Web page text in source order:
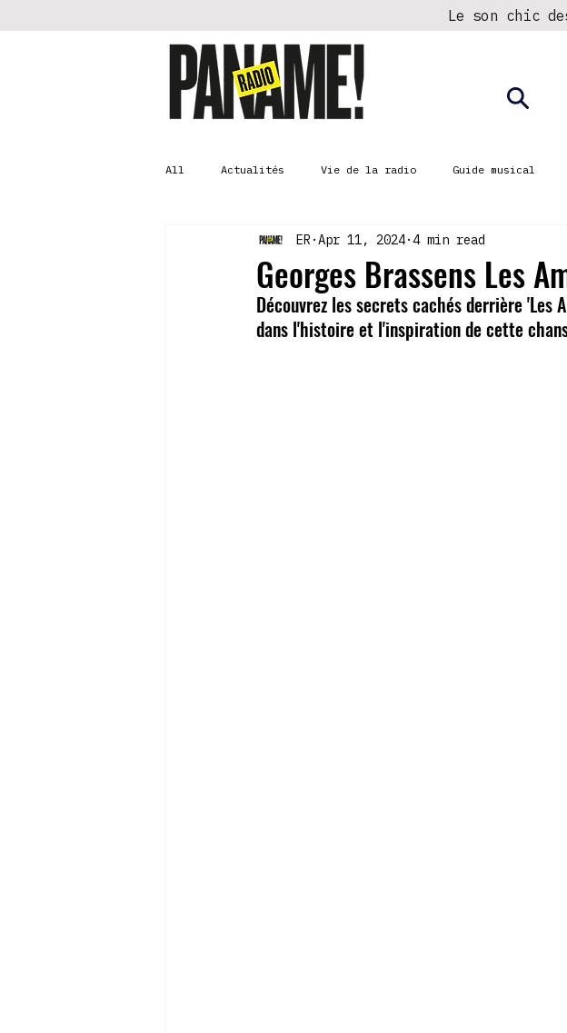
Le son chic
All Actualités Vie de la radio Guide musical
Georges Brassens Les
ER Apr 11, 2024 4 min read
Découvrez les secrets cachés derrière 'Les
dans l'histoire et l'inspiration de cette